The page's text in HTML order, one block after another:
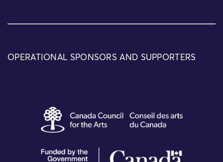
OPERATIONAL SPONSORS AND SUPPORTERS